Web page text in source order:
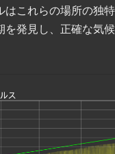
はこれらの場所の独
を発見し、正確な気